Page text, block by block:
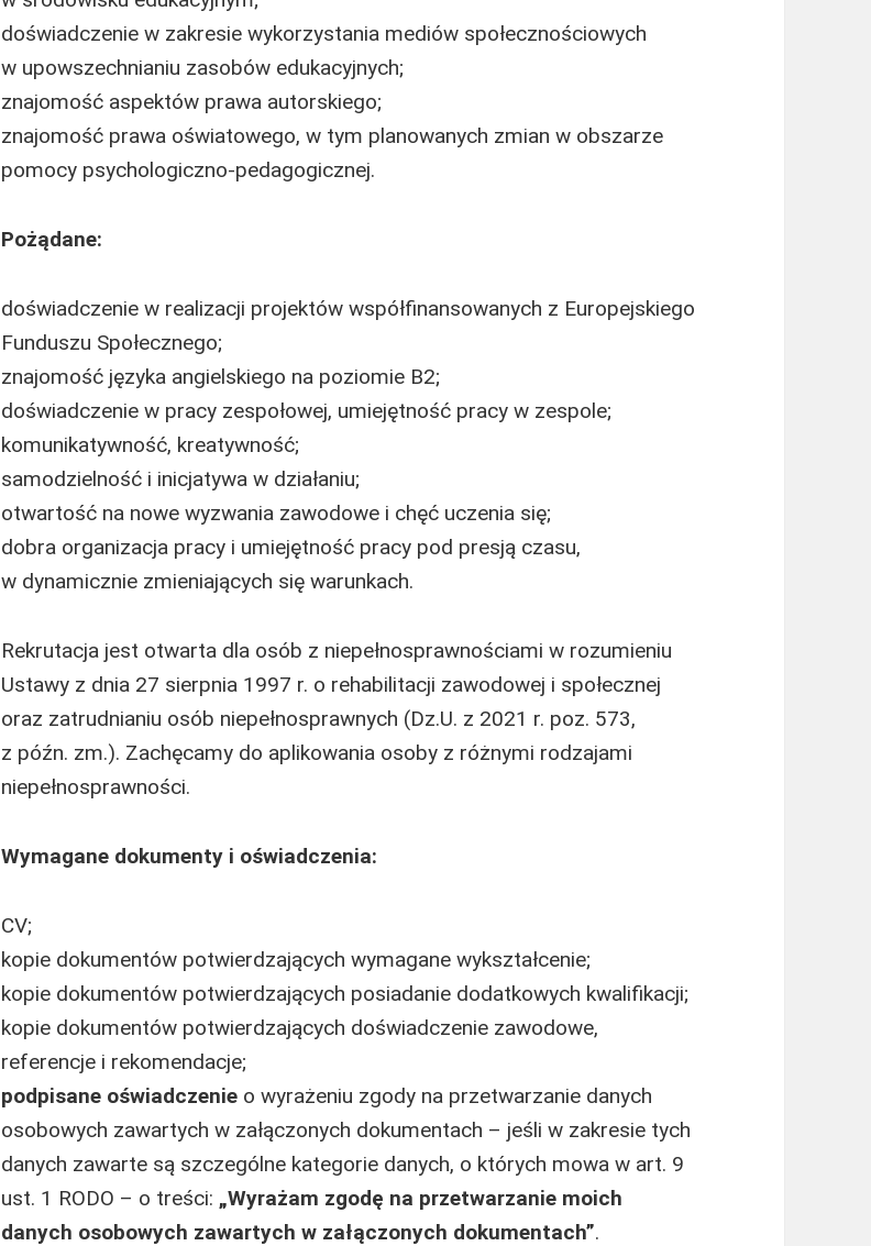
doświadczenie w zakresie wykorzystania mediów społecznościowych
w upowszechnianiu zasobów edukacyjnych;
znajomość aspektów prawa autorskiego;
znajomość prawa oświatowego, w tym planowanych zmian w obszarze
pomocy psychologiczno-pedagogicznej.
Pożądane:
doświadczenie w realizacji projektów współfinansowanych z Europejskiego
Funduszu Społecznego;
znajomość języka angielskiego na poziomie B2;
doświadczenie w pracy zespołowej, umiejętność pracy w zespole;
komunikatywność, kreatywność;
samodzielność i inicjatywa w działaniu;
otwartość na nowe wyzwania zawodowe i chęć uczenia się;
dobra organizacja pracy i umiejętność pracy pod presją czasu,
w dynamicznie zmieniających się warunkach.
Rekrutacja jest otwarta dla osób z niepełnosprawnościami w rozumieniu
Ustawy z dnia 27 sierpnia 1997 r. o rehabilitacji zawodowej i społecznej
oraz zatrudnianiu osób niepełnosprawnych (Dz.U. z 2021 r. poz. 573,
z późn. zm.). Zachęcamy do aplikowania osoby z różnymi rodzajami
niepełnosprawności.
Wymagane dokumenty i oświadczenia:
CV;
kopie dokumentów potwierdzających wymagane wykształcenie;
kopie dokumentów potwierdzających posiadanie dodatkowych kwalifikacji;
kopie dokumentów potwierdzających doświadczenie zawodowe,
referencje i rekomendacje;
podpisane oświadczenie o wyrażeniu zgody na przetwarzanie danych
osobowych zawartych w załączonych dokumentach – jeśli w zakresie tych
danych zawarte są szczególne kategorie danych, o których mowa w art. 9
ust. 1 RODO – o treści: „Wyrażam zgodę na przetwarzanie moich
danych osobowych zawartych w załączonych dokumentach”.